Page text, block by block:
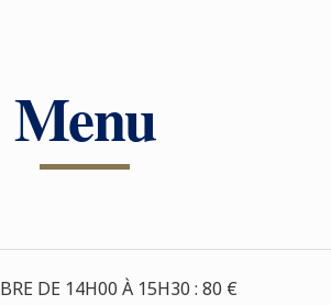
Menu
DE 14H00 À 15H30 : 80 €